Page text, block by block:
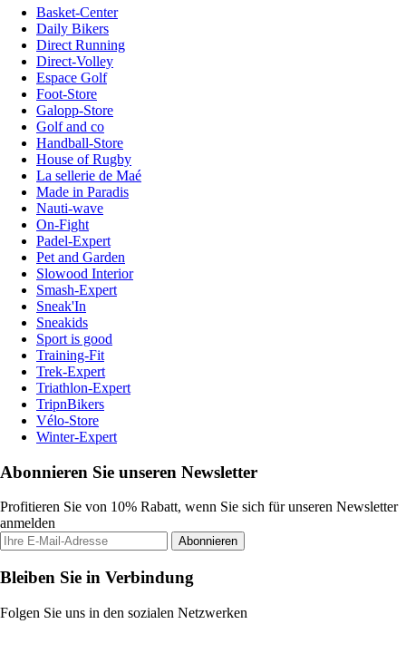
Basket-Center
Daily Bikers
Direct Running
Direct-Volley
Espace Golf
Foot-Store
Galopp-Store
Golf and co
Handball-Store
House of Rugby
La sellerie de Maé
Made in Paradis
Nauti-wave
On-Fight
Padel-Expert
Pet and Garden
Slowood Interior
Smash-Expert
Sneak'In
Sneakids
Sport is good
Training-Fit
Trek-Expert
Triathlon-Expert
TripnBikers
Vélo-Store
Winter-Expert
Abonnieren Sie unseren Newsletter
Profitieren Sie von 10% Rabatt, wenn Sie sich für unseren Newsletter
anmelden
Abonnieren
Bleiben Sie in Verbindung
Folgen Sie uns in den sozialen Netzwerken